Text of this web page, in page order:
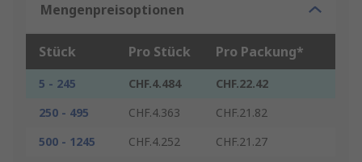
Mengenpreisoptionen
Stück Pro Stück Pro Packung*
5 - 245 CHF.4.484
CHF.22.42
250 - 495
CHF.4.363
CHF.21.82
500 - 1245
CHF.4.252
CHF.21.27